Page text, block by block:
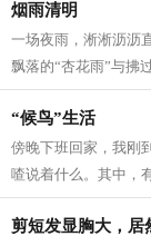
烟雨清明
一场夜雨，淅淅沥沥
飘落的“杏花雨”与拂
清明寄深情。 清明，
“候鸟”生活
傍晚下班回家，我刚
喳说着什么。其中，
近一看，原来是婆婆
剪短发显胸大，居